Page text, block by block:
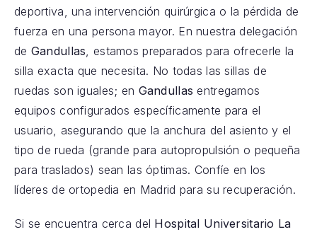
deportiva, una intervención quirúrgica o la pérdida de
fuerza en una persona mayor. En nuestra delegación
de Gandullas, estamos preparados para ofrecerle la
silla exacta que necesita. No todas las sillas de
ruedas son iguales; en Gandullas entregamos
equipos configurados específicamente para el
usuario, asegurando que la anchura del asiento y el
tipo de rueda (grande para autopropulsión o pequeña
para traslados) sean las óptimas. Confíe en los
líderes de ortopedia en Madrid para su recuperación.
Si se encuentra cerca del Hospital Universitario La